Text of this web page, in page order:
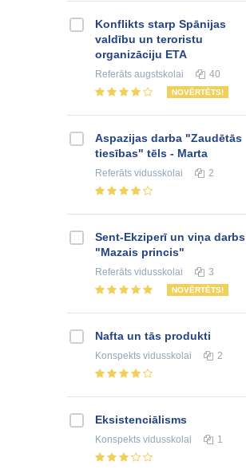
Konflikts starp Spānijas
valdību un teroristu
organizāciju ETA
Referāts augstskolai 40
NOVĒRTĒTS!
Aspazijas darba "Zaudētās
tiesības" tēls - Marta
Referāts vidusskolai 2
Sent-Ekziperī un viņa darbs
"Mazais princis"
Referāts vidusskolai 3
NOVĒRTĒTS!
Nafta un tās produkti
Konspekts vidusskolai 2
Eksistenciālisms
Konspekts vidusskolai 1